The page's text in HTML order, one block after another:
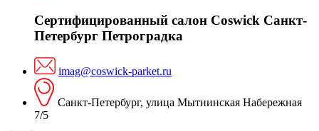
Сертифицированный салон Coswick Санкт-
Петербург Петроградка
imag@coswick-parket.ru
Санкт-Петербург, улица Мытнинская Набережная
7/5